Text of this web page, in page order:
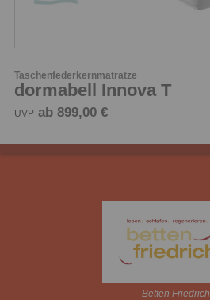
Taschenfederkernmatratze
dormabell Innova T
UVP ab 899,00 €
Betten Friedrich